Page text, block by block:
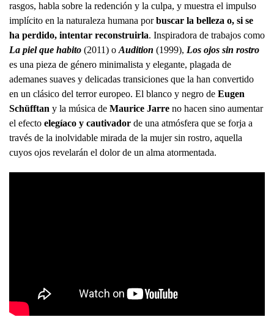
rasgos, habla sobre la redención y la culpa, y muestra el impulso
implícito en la naturaleza humana porbuscar la belleza o, si se
ha perdido, intentar reconstruirla. Inspiradora de trabajos como
La piel que habito (2011) o Audition (1999), Los ojos sin rostro
es una pieza de género minimalista y elegante, plagada de
ademanes suaves y delicadas transiciones que la han convertido
en un clásico del terror europeo. El blanco y negro de Eugen
Schüfftan y la música de Maurice Jarre no hacen sino aumentar
el efecto elegíaco y cautivador de una atmósfera que se forja a
través de la inolvidable mirada de la mujer sin rostro, aquella
cuyos ojos revelarán el dolor de un alma atormentada.